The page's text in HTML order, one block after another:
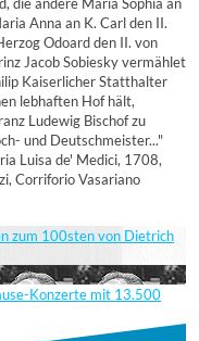
Anna an K. Carl den II.
Odoard den II. von
Jacob Sobiesky vermählet
Kaiserlicher Statthalter
lebhaften Hof hält,
Ludewig Bischof zu
und Deutschmeister..."
Luisa de' Medici, 1708,
Corriforio Vasariano
zum 100sten von Dietrich
Konzerte mit 13.500